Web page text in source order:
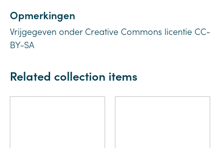
Opmerkingen
Vrijgegeven onder Creative Commons licentie CC-
BY-SA
Related collection items